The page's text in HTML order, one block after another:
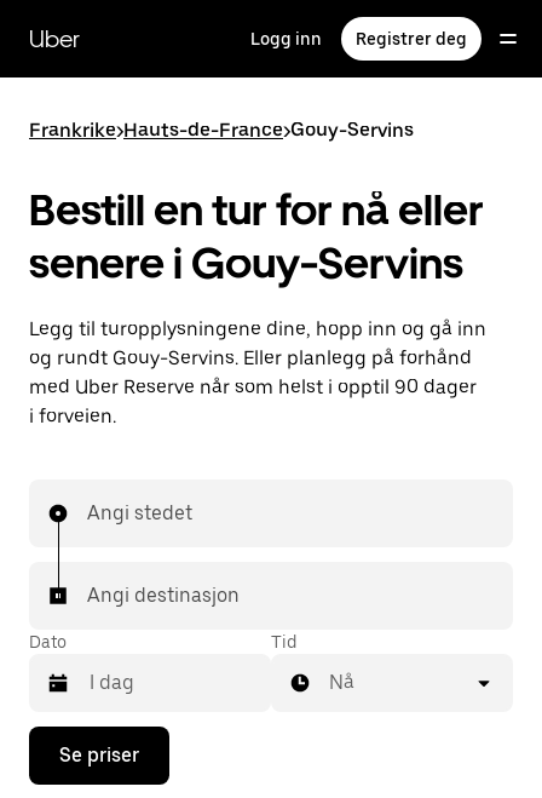
hovedinnholdet
Uber Logg inn Registrer deg
Frankrike>Hauts-de-France>Gouy-Servins
Bestill en tur for nå eller
senere i Gouy-Servins
Legg til turopplysningene dine, hopp inn og gå inn
og rundt Gouy-Servins. Eller planlegg på forhånd
med Uber Reserve når som helst i opptil 90 dager
i forveien.
Angi stedet
Angi destinasjon
Dato
Trykk
piltast
Tid
Nå
Se priser